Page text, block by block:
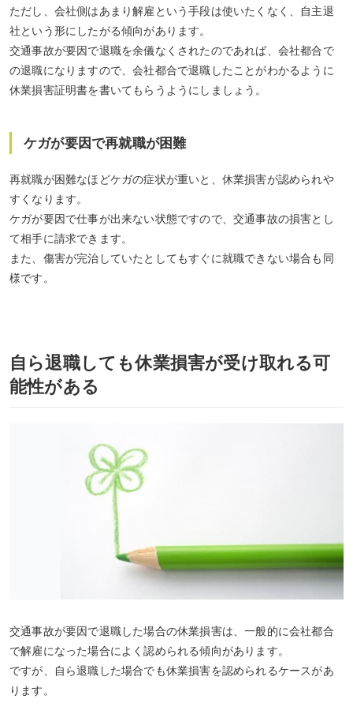
ただし、会社側はあまり解雇という手段は使いたくなく、自主退
社という形にしたがる傾向があります。
交通事故が要因で退職を余儀なくされたのであれば、会社都合で
の退職になりますので、会社都合で退職したことがわかるように
休業損害証明書を書いてもらうようにしましょう。
ケガが要因で再就職が困難
再就職が困難なほどケガの症状が重いと、休業損害が認められや
すくなります。
ケガが要因で仕事が出来ない状態ですので、交通事故の損害とし
て相手に請求できます。
また、傷害が完治していたとしてもすぐに就職できない場合も同
様です。
自ら退職しても休業損害が受け取れる可
能性がある
交通事故が要因で退職した場合の休業損害は、一般的に会社都合
で解雇になった場合によく認められる傾向があります。
ですが、
自ら退職した場合でも休業損害を認められるケースがあ
ります。